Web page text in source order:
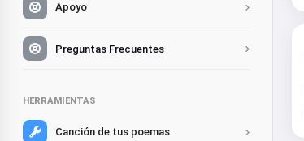
Apoyo
Preguntas Frecuentes
HERRAMIENTAS
Canción de tus poemas